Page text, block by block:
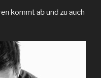
kommt ab und zu auch